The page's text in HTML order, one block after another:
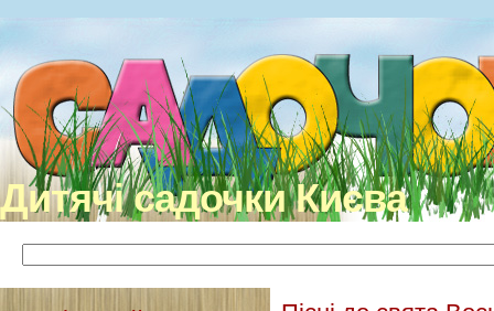
Дитячі садочки Києва